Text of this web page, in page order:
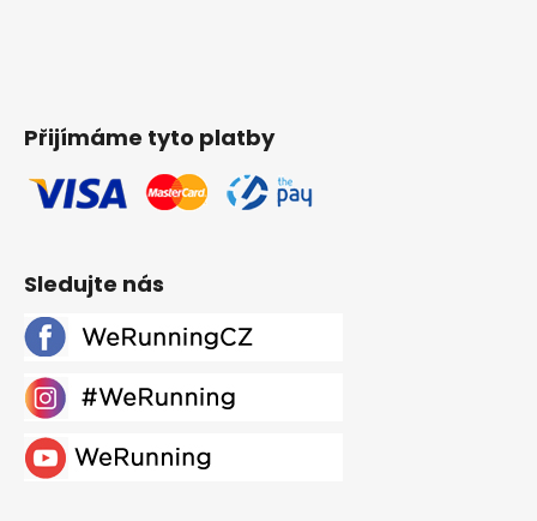
Přijímáme tyto platby
Sledujte nás